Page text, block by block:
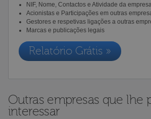
NIF, Nome, Contactos e Atividade da
Acionistas e Participações em outras
Gestores e respetivas ligações a outras
Marcas e publicações legais
Relatório Grátis »
Outras empresas que lhe
interessar